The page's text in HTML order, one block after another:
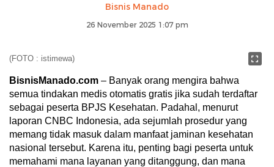
Bisnis Manado
26 November 2025 1:07 pm
(FOTO : istimewa)
BisnisManado.com – Banyak orang mengira bahwa
semua tindakan medis otomatis gratis jika sudah terdaftar
sebagai peserta BPJS Kesehatan. Padahal, menurut
laporan CNBC Indonesia, ada sejumlah prosedur yang
memang tidak masuk dalam manfaat jaminan kesehatan
nasional tersebut. Karena itu, penting bagi peserta untuk
memahami mana layanan yang ditanggung, dan mana